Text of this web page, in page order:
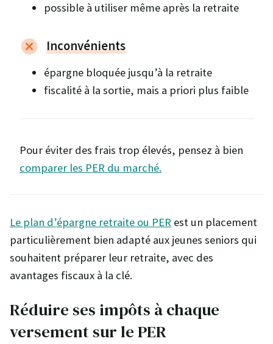
possible à utiliser même après la retraite
Inconvénients
épargne bloquée jusqu’à la retraite
fiscalité à la sortie, mais a priori plus faible
Pour éviter des frais trop élevés, pensez à bien
comparer les PER du marché.
Le plan d’épargne retraite ou PER est un placement
particulièrement bien adapté aux jeunes seniors qui
souhaitent préparer leur retraite, avec des
avantages fiscaux à la clé.
Réduire ses impôts à chaque
versement sur le PER